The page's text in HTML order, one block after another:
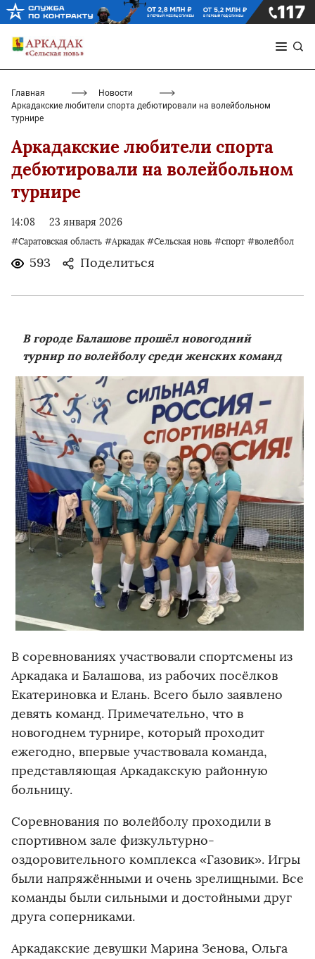
Главная
Новости
Аркадакские любители спорта дебютировали на волейбольном
турнире
Аркадакские любители спорта
дебютировали на волейбольном
турнире
14:08 23 января 2026
#Саратовская область #Аркадак #Сельская новь #спорт #волейбол
593 Поделиться
В городе Балашове прошёл новогодний
турнир по волейболу среди женских команд
В соревнованиях участвовали спортсмены из
Аркадака и Балашова, из рабочих посёлков
Екатериновка и Елань. Всего было заявлено
девять команд. Примечательно, что в
новогоднем турнире, который проходит
ежегодно, впервые участвовала команда,
представляющая Аркадакскую районную
больницу.
Соревнования по волейболу проходили в
спортивном зале физкультурно-
оздоровительного комплекса «Газовик». Игры
были напряжёнными и очень зрелищными. Все
команды были сильными и достойными друг
друга соперниками.
Аркадакские девушки Марина Зенова, Ольга